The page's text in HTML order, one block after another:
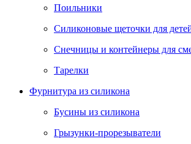
Поильники
Силиконовые щеточки для
Снечницы и контейнеры для
Тарелки
Фурнитура из силикона
Бусины из силикона
Грызунки-прорезыватели